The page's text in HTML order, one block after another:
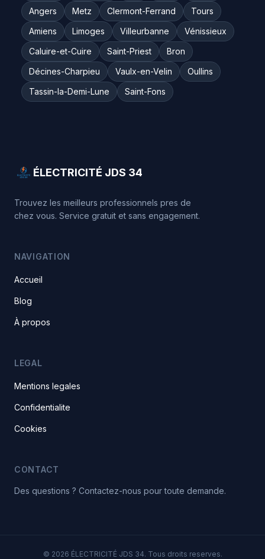
Angers
Metz Clermont-Ferrand
Tours
Amiens
Limoges Villeurbanne
Vénissieux
Caluire-et-Cuire
Saint-Priest
Bron
Décines-Charpieu
Vaulx-en-Velin
Oullins
Tassin-la-Demi-Lune
Saint-Fons
ÉLECTRICITÉ JDS 34
Trouvez les meilleurs professionnels pres de
chez vous. Service gratuit et sans engagement.
NAVIGATION
Accueil
Blog
À propos
LEGAL
Mentions legales
Confidentialite
Cookies
CONTACT
Des questions ? Contactez-nous pour toute demande.
© 2026 ÉLECTRICITÉ JDS 34. Tous droits reserves.